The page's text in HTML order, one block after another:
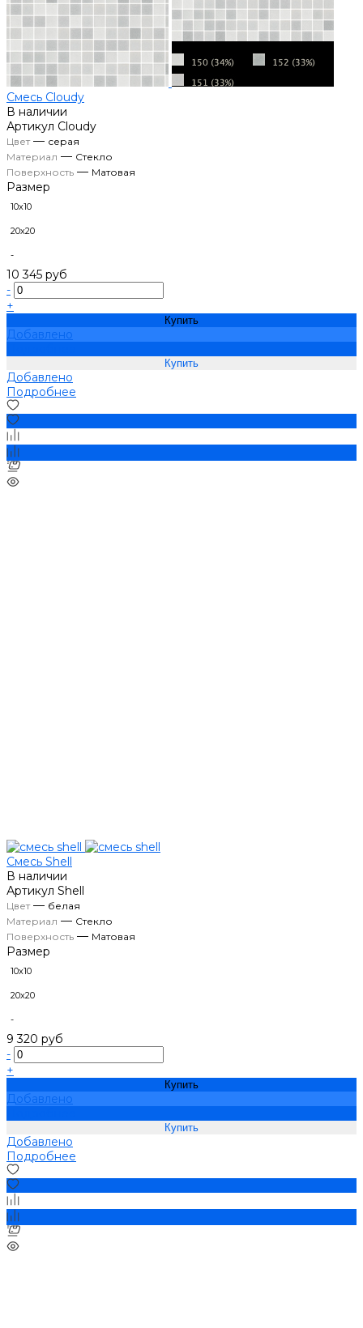
Смесь Cloudy
В наличии
Артикул Cloudy
Цвет— серая
Материал — Стекло
Поверхность — Матовая
Размер
10х10
20х20
-
10 345 руб
-
+
Купить
Добавлено
Добавлено
Подробнее
Смесь Shell
В наличии
Артикул Shell
Цвет— белая
Материал — Стекло
Поверхность — Матовая
Размер
10х10
20х20
-
9 320 руб
-
+
Купить
Добавлено
Добавлено
Подробнее